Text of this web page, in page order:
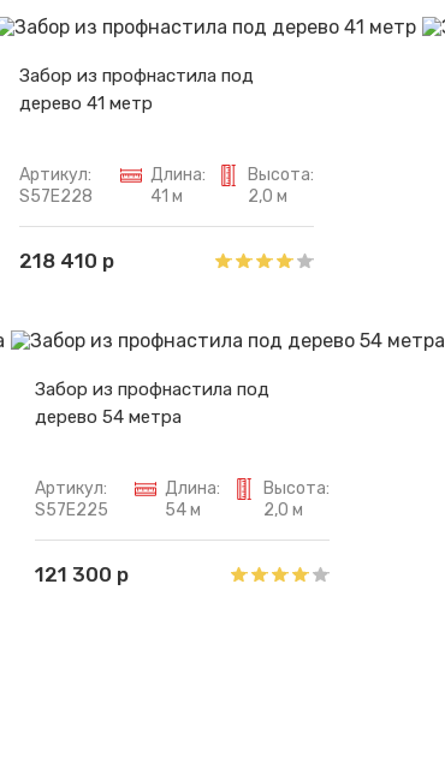
Забор из профнастила под
дерево 41 метр
Артикул:
S57E228
Длина:
41 м
Высота:
2,0 м
218 410 р
Забор из профнастила под
дерево 54 метра
Артикул:
S57E225
Длина:
54 м
Высота:
2,0 м
121 300 р